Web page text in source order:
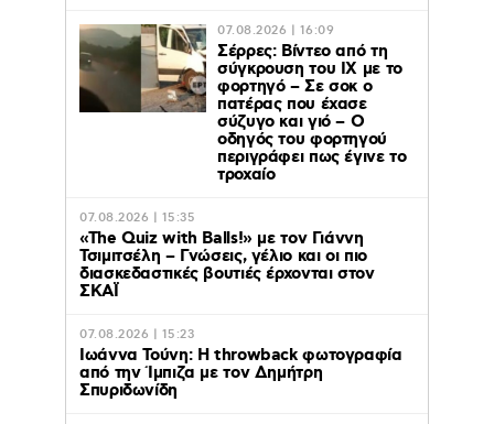
07.08.2026 | 16:09
Σέρρες: Βίντεο από τη
σύγκρουση του ΙΧ με το
φορτηγό – Σε σοκ ο
πατέρας που έχασε
σύζυγο και γιό – Ο
οδηγός του φορτηγού
περιγράφει πως έγινε το
τροχαίο
07.08.2026 | 15:35
«The Quiz with Balls!» με τον Γιάννη
Τσιμιτσέλη – Γνώσεις, γέλιο και οι πιο
διασκεδαστικές βουτιές έρχονται στον
ΣΚΑΪ
07.08.2026 | 15:23
Ιωάννα Τούνη: Η throwback φωτογραφία
από την Ίμπιζα με τον Δημήτρη
Σπυριδωνίδη